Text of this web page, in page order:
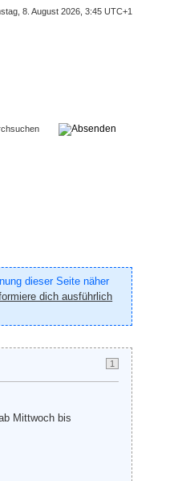
8. August 2026, 3:45 UTC+1
dieser Seite näher
dich ausführlich
1
Mittwoch bis